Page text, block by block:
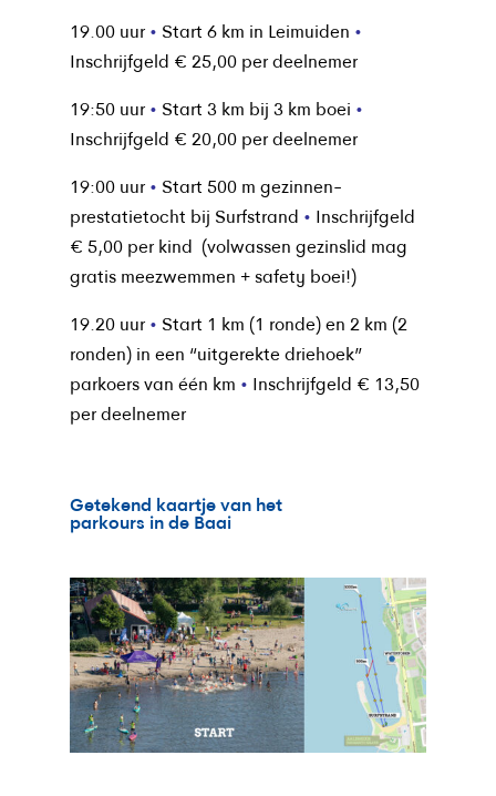
19.00 uur • Start 6 km in Leimuiden •
Inschrijfgeld € 25,00 per deelnemer
19:50 uur • Start 3 km bij 3 km boei •
Inschrijfgeld € 20,00 per deelnemer
19:00 uur • Start 500 m gezinnen-
prestatietocht bij Surfstrand • Inschrijfgeld
€ 5,00 per kind (volwassen gezinslid mag
gratis meezwemmen + safety boei!)
19.20 uur • Start 1 km (1 ronde) en 2 km (2
ronden) in een “uitgerekte driehoek”
parkoers van één km • Inschrijfgeld € 13,50
per deelnemer
Getekend kaartje van het
parkours in de Baai